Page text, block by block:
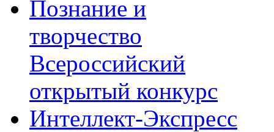
Познание и
творчество
Всероссийский
открытый конкурс
Интеллект-Экспресс